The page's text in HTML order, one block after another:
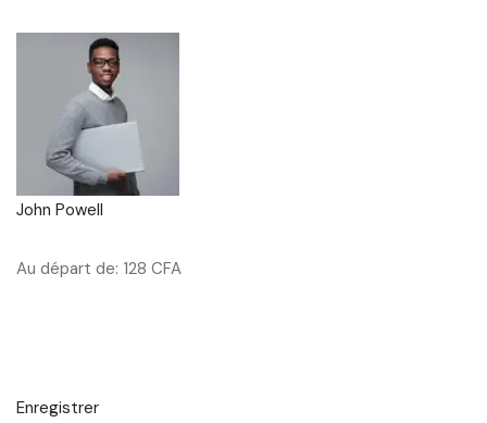
John Powell
Au départ de: 128 CFA
Enregistrer